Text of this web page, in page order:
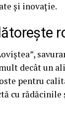
și inovație.
decât un
pentru
cu rădăcinile